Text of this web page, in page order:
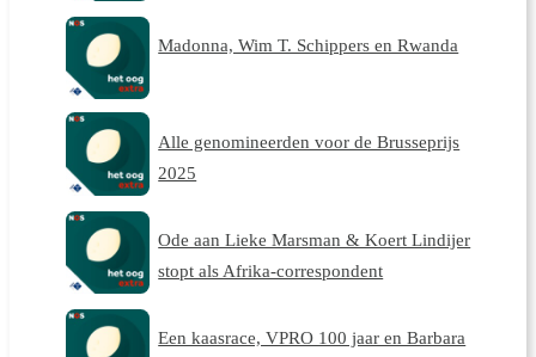
Madonna, Wim T. Schippers en Rwanda
Alle genomineerden voor de Brusseprijs
2025
Ode aan Lieke Marsman & Koert Lindijer
stopt als Afrika-correspondent
Een kaasrace, VPRO 100 jaar en Barbara